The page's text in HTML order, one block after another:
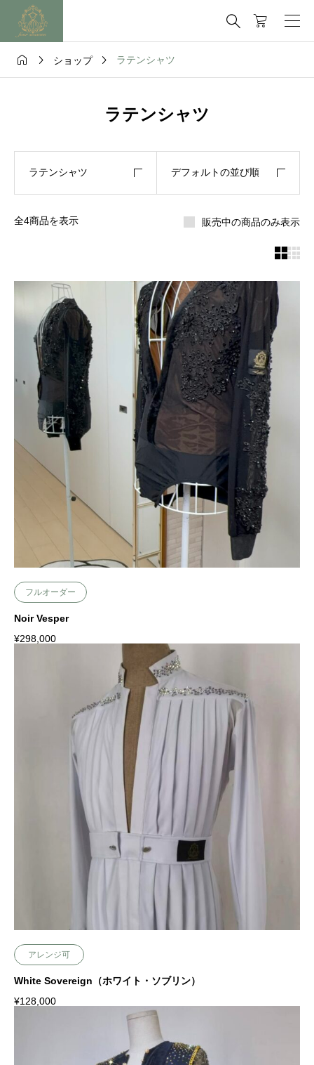

  ショップ  ラテンシャツ
ラテンシャツ
全4商品を表示
ラテンシャツ デフォルトの並び順
販売中の商品のみ表示

フルオーダー
Noir Vesper
¥298,000
アレンジ可
White Sovereign（ホワイト・ソブリン）
¥128,000